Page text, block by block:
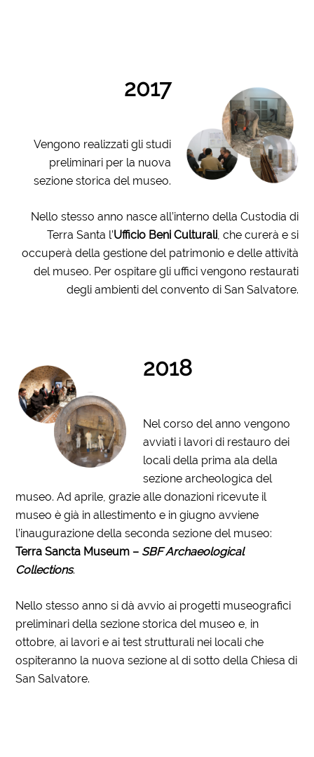
2017
Vengono realizzati gli studi
preliminari per la nuova
sezione storica del museo.
Nello stesso anno nasce all’interno della Custodia di
Terra Santa l’Ufficio Beni Culturali, che curerà e si
occuperà della gestione del patrimonio e delle attività
del museo. Per ospitare gli uffici vengono restaurati
degli ambienti del convento di San Salvatore.
2018
Nel corso del anno vengono
avviati i lavori di restauro dei
locali della prima ala della
sezione archeologica del
museo. Ad aprile, grazie alle donazioni ricevute il
museo è già in allestimento e in giugno avviene
l’inaugurazione della seconda sezione del museo:
Terra Sancta Museum – SBF Archaeological
Collections.
Nello stesso anno si dà avvio ai progetti museografici
preliminari della sezione storica del museo e, in
ottobre, ai lavori e ai test strutturali nei locali che
ospiteranno la nuova sezione al di sotto della Chiesa di
San Salvatore.